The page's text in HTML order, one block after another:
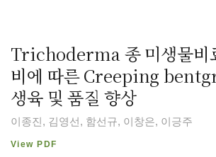
Trichoderma 종 미생물비
비에 따른 Creeping
생육 및 품질 향상
이종진, 김영선, 함선규, 이창은, 이긍주
View PDF